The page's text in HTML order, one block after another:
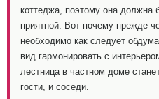
коттеджа, поэтому она должна
приятной. Вот почему прежде
необходимо как следует
вид гармонировать с
лестница в частном доме
гости, и соседи.